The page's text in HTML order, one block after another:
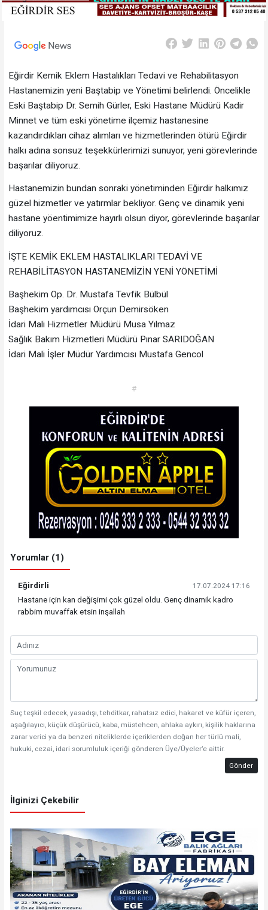
Eğirdir Kemik Eklem Hastalıkları Tedavi ve Rehabilitasyon
Hastanemizin yeni Baştabip ve Yönetimi belirlendi. Öncelikle
Eski Baştabip Dr. Semih Gürler, Eski Hastane Müdürü Kadir
Minnet ve tüm eski yönetime ilçemiz hastanesine
kazandırdıkları cihaz alımları ve hizmetlerinden ötürü Eğirdir
halkı adına sonsuz teşekkürlerimizi sunuyor, yeni görevlerinde
başarılar diliyoruz.
Hastanemizin bundan sonraki yönetiminden Eğirdir halkımız
güzel hizmetler ve yatırmlar bekliyor. Genç ve dinamik yeni
hastane yöentimimize hayırlı olsun diyor, görevlerinde başarılar
diliyoruz.
İŞTE KEMİK EKLEM HASTALIKLARI TEDAVİ VE
REHABİLİTASYON HASTANEMİZİN YENİ YÖNETİMİ
Başhekim Op. Dr. Mustafa Tevfik Bülbül
Başhekim yardımcısı Orçun Demirsöken
İdari Mali Hizmetler Müdürü Musa Yılmaz
Sağlık Bakım Hizmetleri Müdürü Pınar SARIDOĞAN
İdari Mali İşler Müdür Yardımcısı Mustafa Gencol
#
Yorumlar (1)
Eğirdirli 17.07.2024 17:16
Hastane için kan değişimi çok güzel oldu. Genç dinamik kadro
rabbim muvaffak etsin inşallah
Suç teşkil edecek, yasadışı, tehditkar, rahatsız edici, hakaret ve küfür içeren,
aşağılayıcı, küçük düşürücü, kaba, müstehcen, ahlaka aykırı, kişilik haklarına
zarar verici ya da benzeri niteliklerde içeriklerden doğan her türlü mali,
hukuki, cezai, idari sorumluluk içeriği gönderen Üye/Üyeler’e aittir.
Gönder
İlginizi Çekebilir